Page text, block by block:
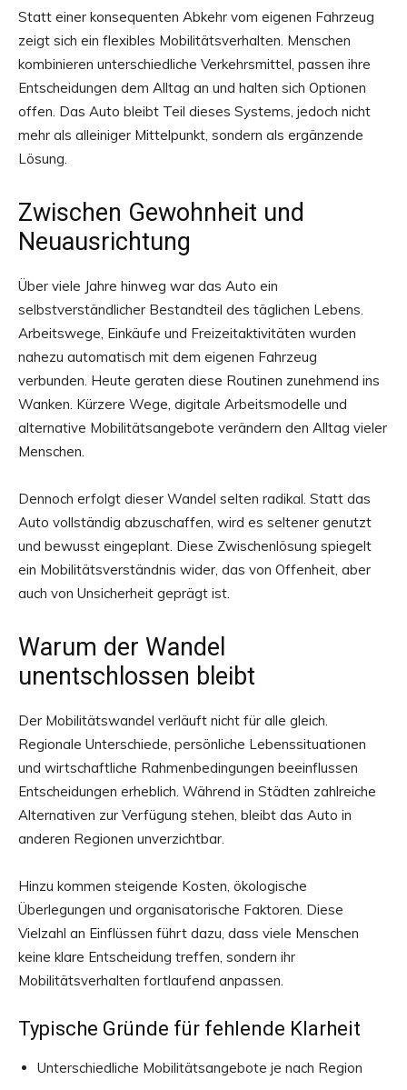
Statt einer konsequenten Abkehr vom eigenen Fahrzeug
zeigt sich ein flexibles Mobilitätsverhalten. Menschen
kombinieren unterschiedliche Verkehrsmittel, passen ihre
Entscheidungen dem Alltag an und halten sich Optionen
offen. Das Auto bleibt Teil dieses Systems, jedoch nicht
mehr als alleiniger Mittelpunkt, sondern als ergänzende
Lösung.
Zwischen Gewohnheit und
Neuausrichtung
Über viele Jahre hinweg war das Auto ein
selbstverständlicher Bestandteil des täglichen Lebens.
Arbeitswege, Einkäufe und Freizeitaktivitäten wurden
nahezu automatisch mit dem eigenen Fahrzeug
verbunden. Heute geraten diese Routinen zunehmend ins
Wanken. Kürzere Wege, digitale Arbeitsmodelle und
alternative Mobilitätsangebote verändern den Alltag vieler
Menschen.
Dennoch erfolgt dieser Wandel selten radikal. Statt das
Auto vollständig abzuschaffen, wird es seltener genutzt
und bewusst eingeplant. Diese Zwischenlösung spiegelt
ein Mobilitätsverständnis wider, das von Offenheit, aber
auch von Unsicherheit geprägt ist.
Warum der Wandel
unentschlossen bleibt
Der Mobilitätswandel verläuft nicht für alle gleich.
Regionale Unterschiede, persönliche Lebenssituationen
und wirtschaftliche Rahmenbedingungen beeinflussen
Entscheidungen erheblich. Während in Städten zahlreiche
Alternativen zur Verfügung stehen, bleibt das Auto in
anderen Regionen unverzichtbar.
Hinzu kommen steigende Kosten, ökologische
Überlegungen und organisatorische Faktoren. Diese
Vielzahl an Einflüssen führt dazu, dass viele Menschen
keine klare Entscheidung treffen, sondern ihr
Mobilitätsverhalten fortlaufend anpassen.
Typische Gründe für fehlende Klarheit
Unterschiedliche Mobilitätsangebote je nach Region